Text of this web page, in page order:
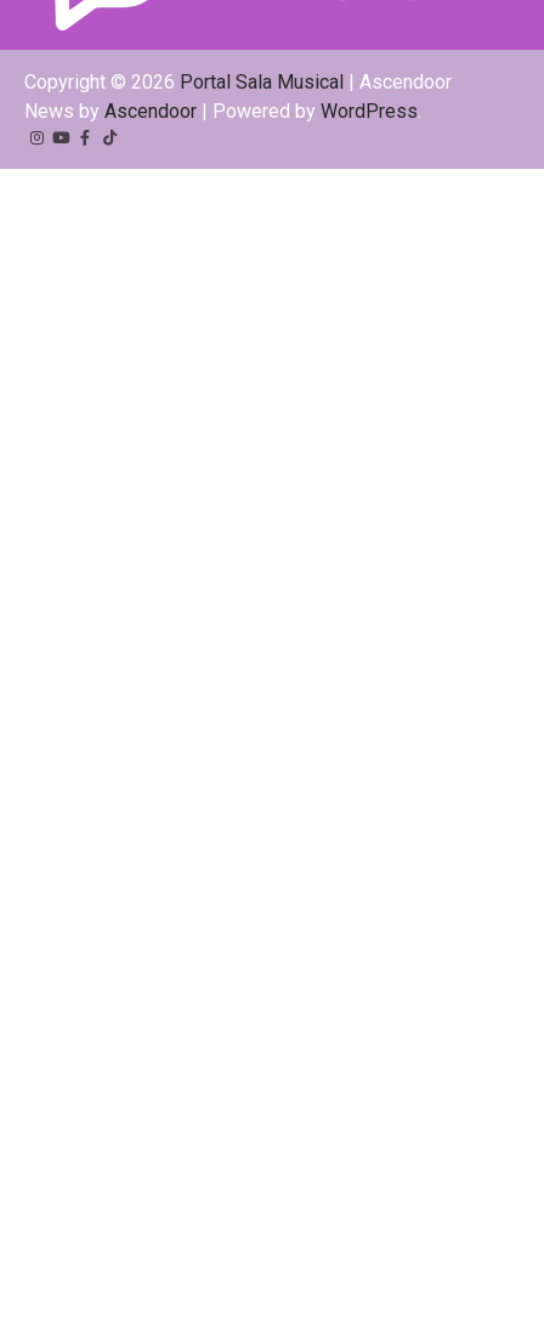
Copyright © 2026 Portal Sala Musical | Ascendoor
News by Ascendoor | Powered by WordPress.
Instagram
YouTube
Facebook
Tiktok